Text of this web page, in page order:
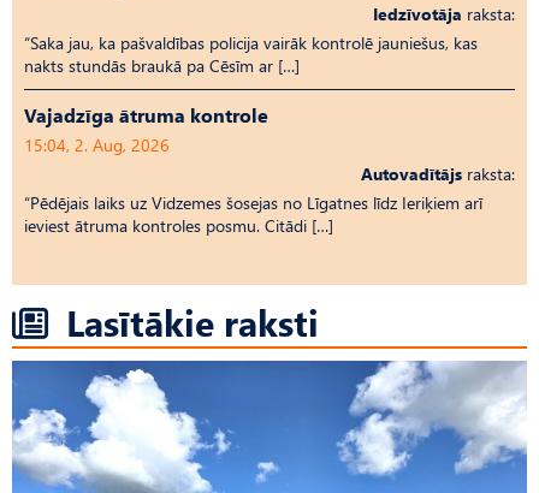
Iedzīvotāja raksta:
“Saka jau, ka pašvaldības policija vairāk kontrolē jauniešus, kas
nakts stundās braukā pa Cēsīm ar […]
Vajadzīga ātruma kontrole
15:04, 2. Aug, 2026
Autovadītājs raksta:
“Pēdējais laiks uz Vid­ze­mes šosejas no Līgatnes līdz Ieriķiem arī
ieviest ātruma kontroles posmu. Citādi […]
Lasītākie raksti